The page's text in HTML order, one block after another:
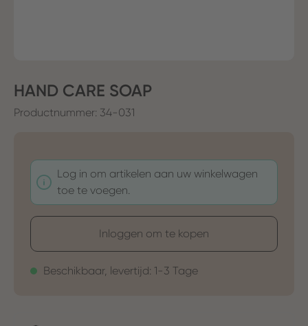
HAND CARE SOAP
Productnummer: 34-031
Log in om artikelen aan uw winkelwagen
toe te voegen.
Inloggen om te kopen
Beschikbaar, levertijd: 1-3 Tage